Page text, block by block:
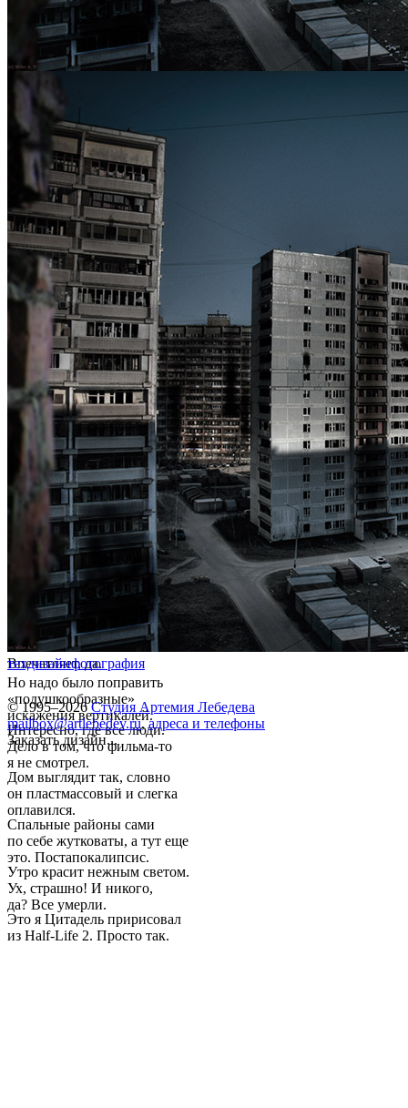
Впечатляет, да.
Но надо было поправить
«подушкообразные»
искажения вертикалей.
Интересно, где все люди.
Дело в том, что фильма-то
я не смотрел.
Дом выглядит так, словно
он пластмассовый и слегка
оплавился.
Спальные районы сами
по себе жутковаты, а тут еще
это. Постапокалипсис.
Утро красит нежным светом.
Ух, страшно! И никого,
да? Все умерли.
Это я Цитадель пририсовал
из Half-Life 2. Просто так.
техдизайнфотография
© 1995–2026 Студия Артемия Лебедева
mailbox@artlebedev.ru, адреса и телефоны
Заказать дизайн...